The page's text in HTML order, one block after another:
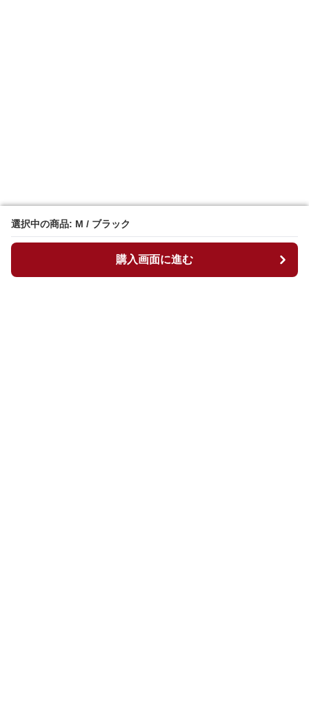
選択中の商品: M / ブラック
購入画面に進む
選択中の商品: M / ブラック
購入画面に進む